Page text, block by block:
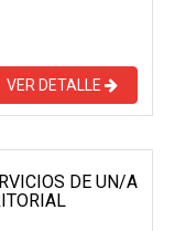
VER DETALLE
DE UN/A